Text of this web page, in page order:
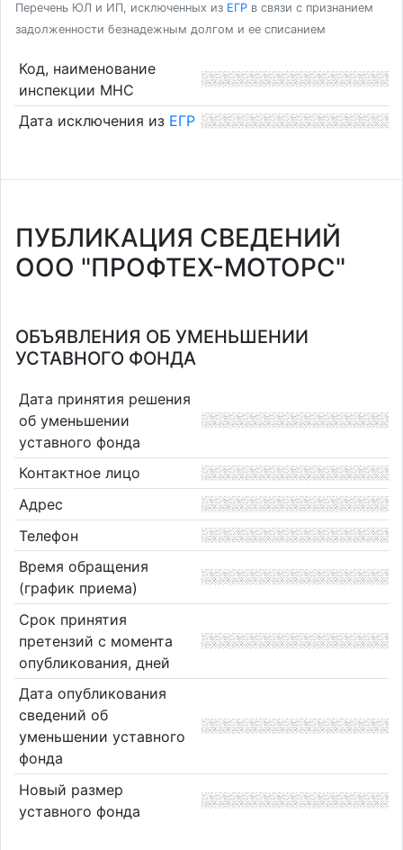
Перечень ЮЛ и ИП, исключенных из ЕГР в связи с признанием
задолженности безнадежным долгом и ее списанием
Код, наименование
инспекции МНС
Дата исключения из ЕГР
ПУБЛИКАЦИЯ СВЕДЕНИЙ
ООО "ПРОФТЕХ-МОТОРС"
ОБЪЯВЛЕНИЯ ОБ УМЕНЬШЕНИИ
УСТАВНОГО ФОНДА
Дата принятия решения
об уменьшении
уставного фонда
Контактное лицо
Адрес
Телефон
Время обращения
(график приема)
Срок принятия
претензий с момента
опубликования, дней
Дата опубликования
сведений об
уменьшении уставного
фонда
Новый размер
уставного фонда